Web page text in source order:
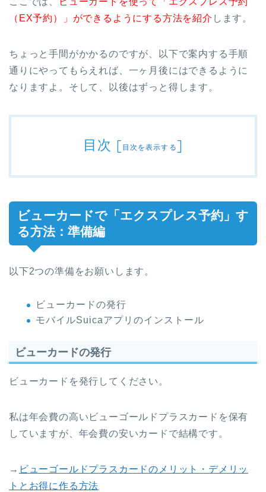
（EX予約）」ができるようにする方法を紹介 します。
ちょっと手間がかかるのですが、以下で案内する手順
通りにやってもらえれば、一ヶ月後にはできるように
なりますよ。そして、以後はずっと得します。
目次 [目次を表示する]
ビューカードで「エクスプレス予約」す
る方法：準備編
以下2つの準備をお願いします。
ビューカードの発行
モバイルSuicaアプリのインストール
ビューカードの発行
ビューカードを発行してください。
私は年会費の高いビューゴールドプラスカードを保有
していますが、年会費の安いカードで結構です。
→ ビューゴールドプラスカードのメリット・デメリッ
トとお得に作る方法